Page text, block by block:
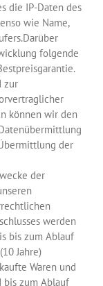
die IP-Daten des
wie Name,
folgende
zur
können wir den
der
der
werden
bis zum Ablauf
Jahre)
Waren und
bis zum Ablauf